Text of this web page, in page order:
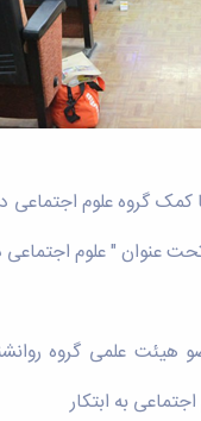
" علوم اجتماعی
هیئت علمی گروه
به ابتکار